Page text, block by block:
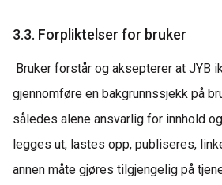
3.3. Forpliktelser for bruker
Bruker forstår og aksepterer at JYB
gjennomføre en bakgrunnssjekk på
således alene ansvarlig for innhold
legges ut, lastes opp, publiseres,
annen måte gjøres tilgjengelig på